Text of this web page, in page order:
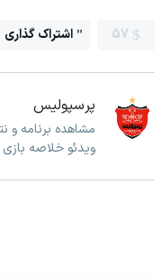
57 اشتراک گذاری
پرسپولیس
مشاهده برنامه و
ویدئو خلاصه